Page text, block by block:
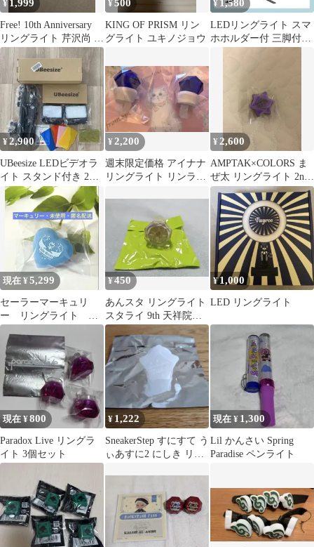
¥ 1,999
Free! 10th Anniversary
リングライト 芹沢尚 2
個セット
¥500
KING OF PRISM リン
グライト ユキノジョウ
¥ 1,580
LEDリングライト スマ
ホホルダー付 三脚付き
¥2,900
UBeesize LEDビデオラ
イト スタンド付き 2個
セット
¥2,200
週末限定価格 アイナナ
リングライト リンライ
¥2,600
AMPTAK×COLORS ま
ぜ太 リングライト 2nd
星型
現在 ¥5,299
セーラーマーキュリ
ー リングライト シ
ャイニングシアター
セーラームーンストア
¥450
あんスタ リングライト
スタライ 9th 天祥院英
智
¥1,000
LED リングライト
現在 ¥800
Paradox Live リングラ
イト 3個セット
¥ 1,222
SneakerStep すにすて う
ぃあすに2 にしき リン
現在 ¥ 1,300
Lil かんさい Spring
Paradise ペンライト